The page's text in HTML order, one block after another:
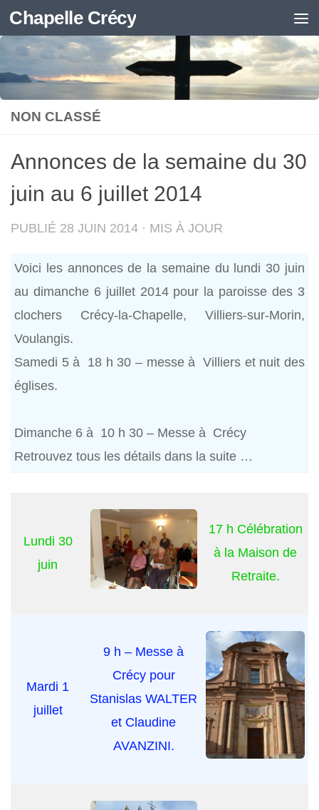
Skip to content
Chapelle Crécy
NON CLASSÉ
Annonces de la semaine du 30
juin au 6 juillet 2014
PUBLIÉ 28 JUIN 2014 · MIS À JOUR
Voici les annonces de la semaine du lundi 30 juin
au dimanche 6 juillet 2014 pour la paroisse des 3
clochers Crécy-la-Chapelle, Villiers-sur-Morin,
Voulangis.
Samedi 5 à 18 h 30 – messe à Villiers et nuit des
églises.
Dimanche 6 à 10 h 30 – Messe à Crécy
Retrouvez tous les détails dans la suite …
Lundi 30
juin
17 h Célébration
à la Maison de
Retraite.
Mardi 1
juillet
9 h – Messe à
Crécy pour
Stanislas WALTER
et Claudine
AVANZINI.